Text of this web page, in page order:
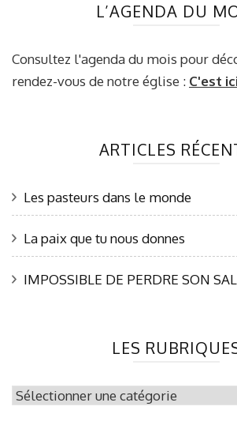
L’AGENDA DU
Consultez l'agenda du mois pour
rendez-vous de notre église : C'est
ARTICLES
Les pasteurs dans le monde
La paix que tu nous donnes
IMPOSSIBLE DE PERDRE SON
LES
les